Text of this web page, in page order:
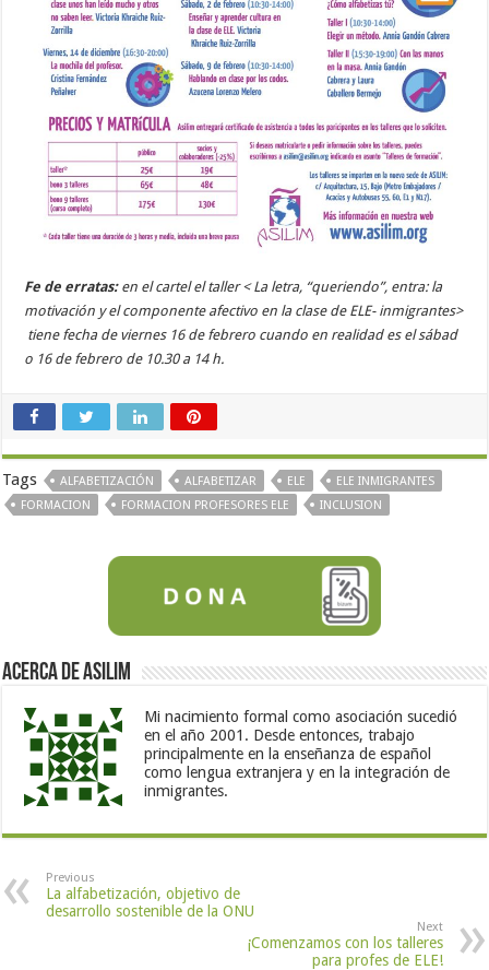
Fe de erratas:en el cartel el taller < La letra, “queriendo”, entra: la
motivación y el componente afectivo en la clase de ELE- inmigrantes>
tiene fecha de viernes 16 de febrero cuando en realidad es el sábad
o 16 de febrero de 10.30 a 14 h.
Tags ALFABETIZACIÓN ALFABETIZAR ELE
ELE INMIGRANTES
FORMACION
FORMACION PROFESORES ELE INCLUSION
Acerca de Asilim
Mi nacimiento formal como asociación sucedió
en el año 2001. Desde entonces, trabajo
principalmente en la enseñanza de español
como lengua extranjera y en la integración de
inmigrantes.
Previous
La alfabetización, objetivo de
desarrollo sostenible de la ONU
Next
¡Comenzamos con los talleres
para profes de ELE!